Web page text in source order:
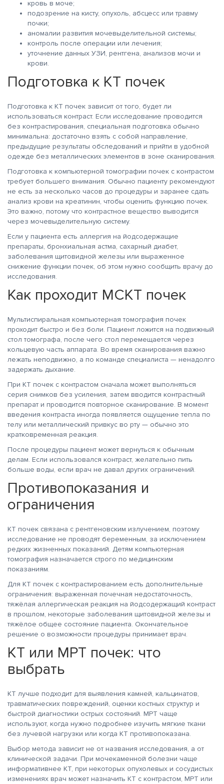
кровь в моче;
подозрение на кисту, опухоль, абсцесс или травму
почки;
аномалии развития мочевыделительной системы;
контроль после операции или лечения;
уточнение данных УЗИ, рентгена, анализов мочи и
крови.
Подготовка к КТ почек
Подготовка к КТ почек зависит от того, будет ли
использоваться контраст. Если исследование проводится
без контрастирования, специальная подготовка обычно
минимальна: достаточно взять с собой направление,
предыдущие результаты обследований и прийти в удобной
одежде без металлических элементов в зоне сканирования.
Подготовка к компьютерной томографии почек с контрастом
требует большего внимания. Обычно пациенту рекомендуют
не есть за несколько часов до процедуры и заранее сдать
анализ крови на креатинин, чтобы оценить функцию почек.
Это важно, потому что контрастное вещество выводится
через мочевыделительную систему.
Если у пациента есть аллергия на йодсодержащие
препараты, бронхиальная астма, сахарный диабет,
заболевания щитовидной железы или выраженное
снижение функции почек, об этом нужно сообщить врачу до
исследования.
Как проходит МСКТ почек
Мультиспиральная компьютерная томография почек
проходит быстро и без боли. Пациент ложится на подвижный
стол томографа, после чего стол перемещается через
кольцевую часть аппарата. Во время сканирования важно
лежать неподвижно, а по команде специалиста — ненадолго
задержать дыхание.
При КТ почек с контрастом сначала может выполняться
серия снимков без усиления, затем вводится контрастный
препарат и проводится повторное сканирование. В момент
введения контраста иногда появляется ощущение тепла по
телу или металлический привкус во рту — обычно это
кратковременная реакция.
После процедуры пациент может вернуться к обычным
делам. Если использовался контраст, желательно пить
больше воды, если врач не давал других ограничений.
Противопоказания и
ограничения
КТ почек связана с рентгеновским излучением, поэтому
исследование не проводят беременным, за исключением
редких жизненных показаний. Детям компьютерная
томография назначается строго по медицинским
показаниям.
Для КТ почек с контрастированием есть дополнительные
ограничения: выраженная почечная недостаточность,
тяжёлая аллергическая реакция на йодсодержащий контраст
в прошлом, некоторые заболевания щитовидной железы и
тяжёлое общее состояние пациента. Окончательное
решение о возможности процедуры принимает врач.
КТ или МРТ почек: что
выбрать
КТ лучше подходит для выявления камней, кальцинатов,
травматических повреждений, оценки костных структур и
быстрой диагностики острых состояний. МРТ чаще
используют, когда нужно подробнее изучить мягкие ткани
без лучевой нагрузки или когда КТ противопоказана.
Выбор метода зависит не от названия исследования, а от
клинической задачи. При мочекаменной болезни чаще
информативнее КТ, при некоторых опухолевых и сосудистых
изменениях врач может назначить КТ с контрастом, МРТ или